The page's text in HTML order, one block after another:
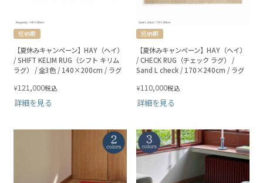
短納期
【夏休みキャンペーン】HAY（ヘイ）
/ SHIFT KELIM RUG（シフト キリム
ラグ） / 全3色 / 140×200cm / ラグ
¥121,000税込
詳細を見る
短納期
【夏休みキャンペーン】HAY（ヘイ）
/ CHECK RUG（チェック ラグ） /
Sand L check / 170×240cm / ラグ
¥110,000税込
詳細を見る